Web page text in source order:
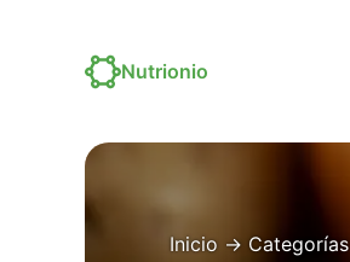
Nutrionio
Inicio → Categorías